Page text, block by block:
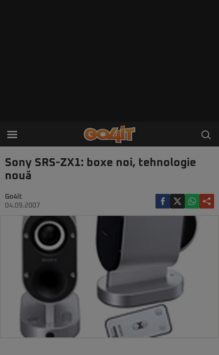
Sony SRS-ZX1: boxe noi, tehnologie
nouă
Go4it
04.09.2007